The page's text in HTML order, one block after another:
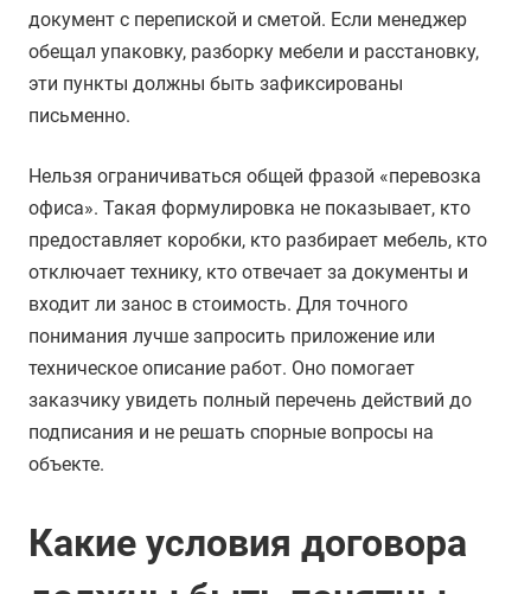
документ с перепиской и сметой. Если менеджер
обещал упаковку, разборку мебели и расстановку,
эти пункты должны быть зафиксированы
письменно.
Нельзя ограничиваться общей фразой «перевозка
офиса». Такая формулировка не показывает, кто
предоставляет коробки, кто разбирает мебель, кто
отключает технику, кто отвечает за документы и
входит ли занос в стоимость. Для точного
понимания лучше запросить приложение или
техническое описание работ. Оно помогает
заказчику увидеть полный перечень действий до
подписания и не решать спорные вопросы на
объекте.
Какие условия договора